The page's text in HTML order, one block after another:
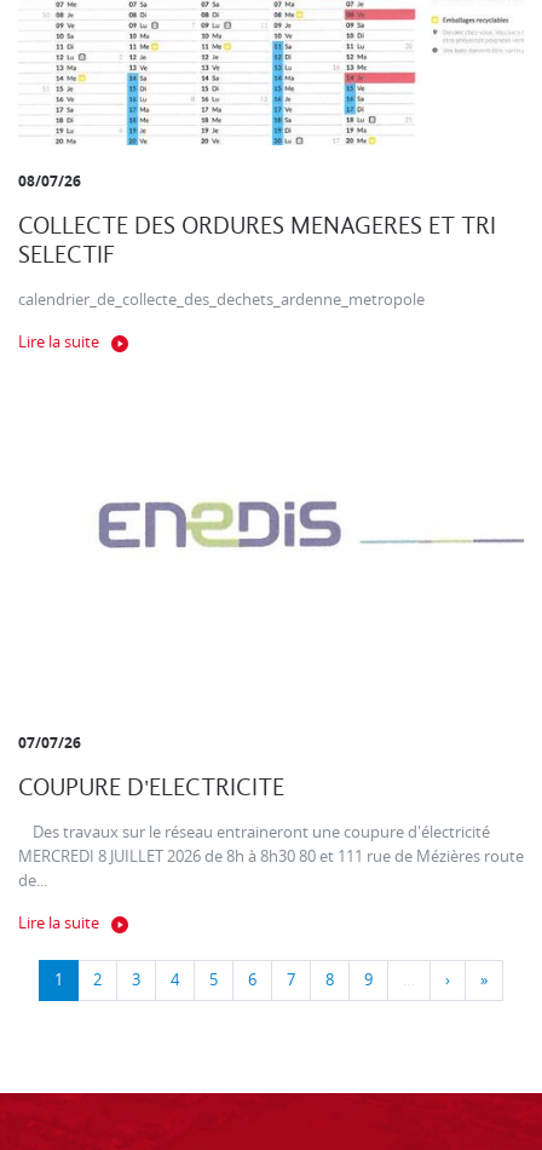
08/07/26
COLLECTE DES ORDURES MENAGERES ET TRI
SELECTIF
calendrier_de_collecte_des_dechets_ardenne_metropole
Lire la suite
07/07/26
COUPURE D'ELECTRICITE
Des travaux sur le réseau entraineront une coupure d'électricité
MERCREDI 8 JUILLET 2026 de 8h à 8h30 80 et 111 rue de Mézières route
de...
Lire la suite
1 2 3 4 5 6 7 8 9 … › »